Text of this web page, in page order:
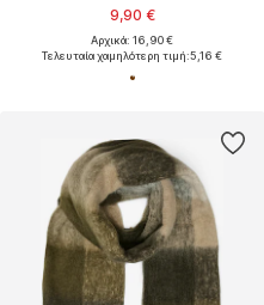
9,90 €
Αρχικά: 16,90 €
Τελευταία χαμηλότερη τιμή:5,16 €